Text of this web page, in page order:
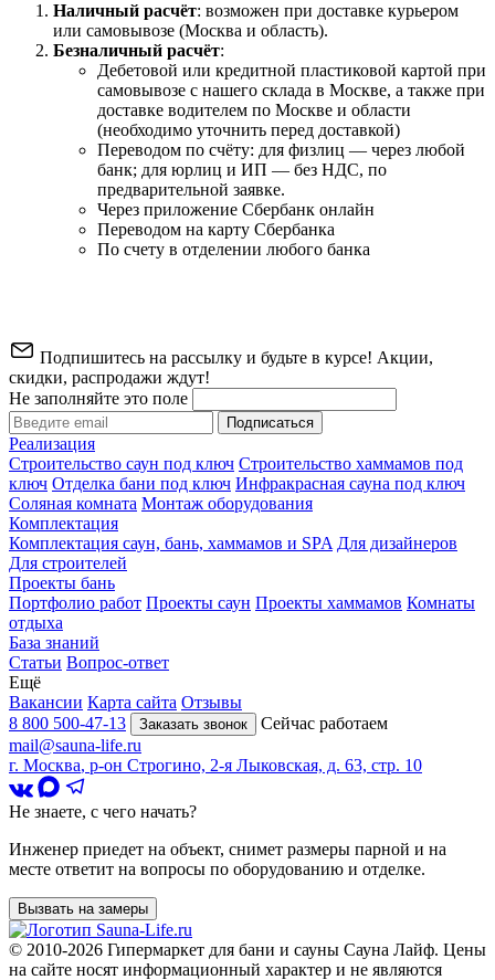
Наличный расчёт: возможен при доставке курьером
или самовывозе (Москва и область).
Безналичный расчёт:
Дебетовой или кредитной пластиковой картой при
самовывозе с нашего склада в Москве, а также при
доставке водителем по Москве и области
(необходимо уточнить перед доставкой)
Переводом по счёту: для физлиц — через любой
банк; для юрлиц и ИП — без НДС, по
предварительной заявке.
Через приложение Сбербанк онлайн
Переводом на карту Сбербанка
По счету в отделении любого банка
Подпишитесь на рассылку и будьте в курсе! Акции,
скидки, распродажи ждут!
Не заполняйте это поле
Подписаться
Реализация
Строительство саун под ключ Строительство хаммамов под
ключ Отделка бани под ключ Инфракрасная сауна под ключ
Соляная комната Монтаж оборудования
Комплектация
Комплектация саун, бань, хаммамов и SPA Для дизайнеров
Для строителей
Проекты бань
Портфолио работ Проекты саун Проекты хаммамов Комнаты
отдыха
База знаний
Статьи Вопрос-ответ
Ещё
Вакансии Карта сайта Отзывы
8 800 500-47-13
Заказать звонок
Сейчас работаем
mail@sauna-life.ru
г. Москва, р-он Строгино, 2-я Лыковская, д. 63, стр. 10
Не знаете, с чего начать?
Инженер приедет на объект, снимет размеры парной и на
месте ответит на вопросы по оборудованию и отделке.
Вызвать на замеры
© 2010-2026 Гипермаркет для бани и сауны Сауна Лайф. Цены
на сайте носят информационный характер и не являются